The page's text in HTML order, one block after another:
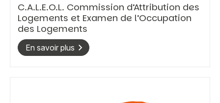
C.A.L.E.O.L. Commission d’Attribution des
Logements et Examen de l’Occupation
des Logements
En savoir plus